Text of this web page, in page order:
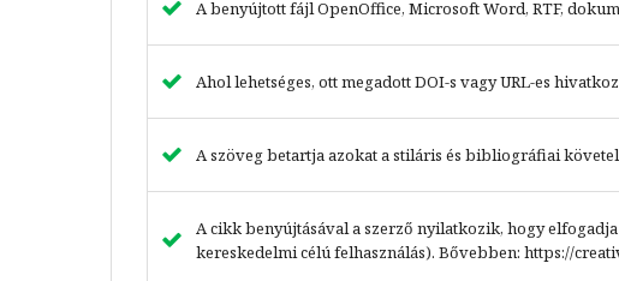
A benyújtott fájl OpenOffice, Microsoft Word, RTF,
Ahol lehetséges, ott megadott DOI-s vagy URL-es
A szöveg betartja azokat a stiláris és bibliográfiai
A cikk benyújtásával a szerző nyilatkozik, hogy
kereskedelmi célú felhasználás). Bővebben: https://